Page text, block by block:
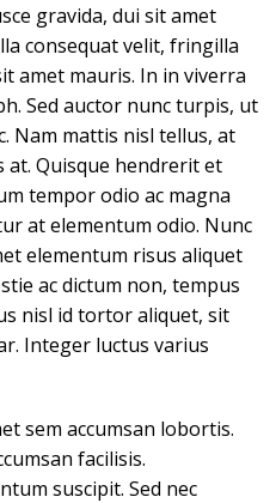
gravida, dui sit amet
consequat velit, fringilla
amet mauris. In in viverra
Sed auctor nunc turpis, ut
Nam mattis nisl tellus, at
at. Quisque hendrerit et
tempor odio ac magna
at elementum odio. Nunc
elementum risus aliquet
ac dictum non, tempus
nisl id tortor aliquet, sit
Integer luctus varius
sem accumsan lobortis.
facilisis.
suscipit. Sed nec